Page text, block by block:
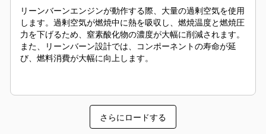
リーンバーンエンジンが動作する際、大量の過剰空気を使用
します。過剰空気が燃焼中に熱を吸収し、燃焼温度と燃焼圧
力を下げるため、窒素酸化物の濃度が大幅に削減されます。
また、リーンバーン設計では、コンポーネントの寿命が延
び、燃料消費が大幅に向上します。
さらにロードする